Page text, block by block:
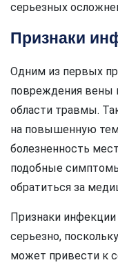
серьезных
Признаки
Одним из первых
повреждения вены
области травмы.
на повышенную
болезненность
подобные
обратиться за
Признаки
серьезно,
может привести к